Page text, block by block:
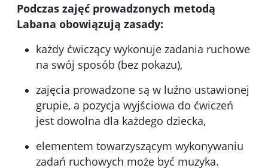
Podczas zajęć prowadzonych metodą
Labana obowiązują zasady:
każdy ćwiczący wykonuje zadania ruchowe
na swój sposób (bez pokazu),
zajęcia prowadzone są w luźno ustawionej
grupie, a pozycja wyjściowa do ćwiczeń
jest dowolna dla każdego dziecka,
elementem towarzyszącym wykonywaniu
zadań ruchowych może być muzyka.